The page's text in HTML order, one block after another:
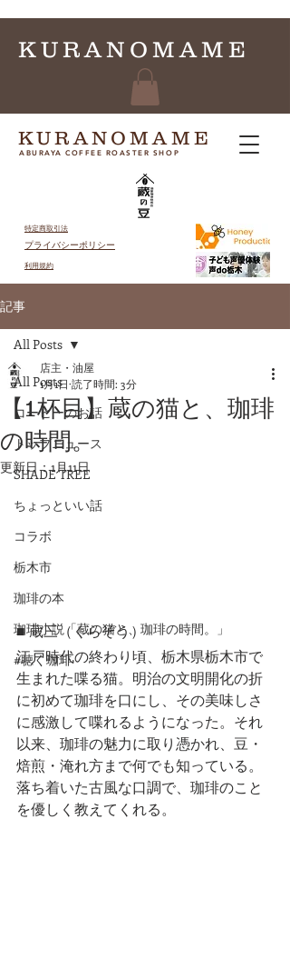
KURANOMAME
ABURAYA COFFEE ROASTER SHOP
KURANOMAME
特定商取引法
プライバシーポリシー
​利用規約
記事
All Posts
コーヒーのお話
トップニュース
SHADE TREE
ちょっといい話
コラボ
栃木市
珈琲の本
珈琲小説「蔵の猫と、珈琲の時間。」
#聴く珈琲
All Posts
【1杯目】蔵の猫と、珈琲
の時間。
店主・油屋
1月1日 読了時間: 3分
更新日：1月11日
■ 蔵三（くらぞう）
江戸時代の終わり頃、栃木県栃木市で
生まれた喋る猫。明治の文明開化の折
に初めて珈琲を口にし、その美味しさ
に感激して喋れるようになった。それ
以来、珈琲の魅力に取り憑かれ、豆・
焙煎・淹れ方まで何でも知っている。
落ち着いた古風な口調で、珈琲のこと
を優しく教えてくれる。